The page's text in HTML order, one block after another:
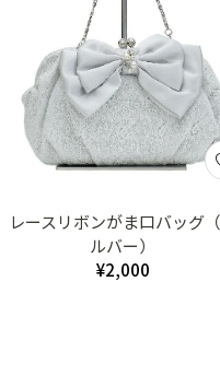
レースリボンがま口バッグ
ルバー）
¥2,000